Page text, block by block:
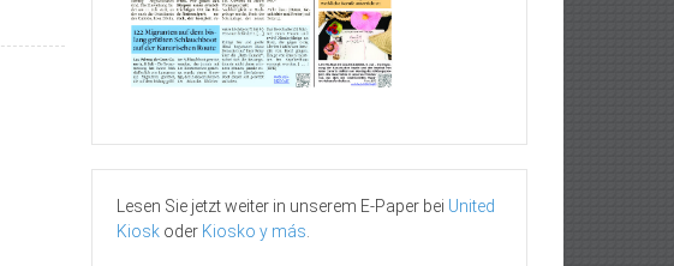
Lesen Sie jetzt weiter in unserem E-Paper bei United
Kiosk oder Kiosko y más